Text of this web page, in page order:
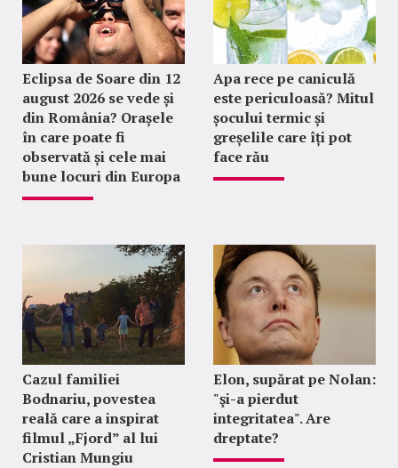
Eclipsa de Soare din 12
august 2026 se vede și
din România? Orașele
în care poate fi
observată și cele mai
bune locuri din Europa
Apa rece pe caniculă
este periculoasă? Mitul
șocului termic și
greșelile care îți pot
face rău
Cazul familiei
Bodnariu, povestea
reală care a inspirat
filmul „Fjord” al lui
Cristian Mungiu
Elon, supărat pe Nolan:
"şi-a pierdut
integritatea". Are
dreptate?